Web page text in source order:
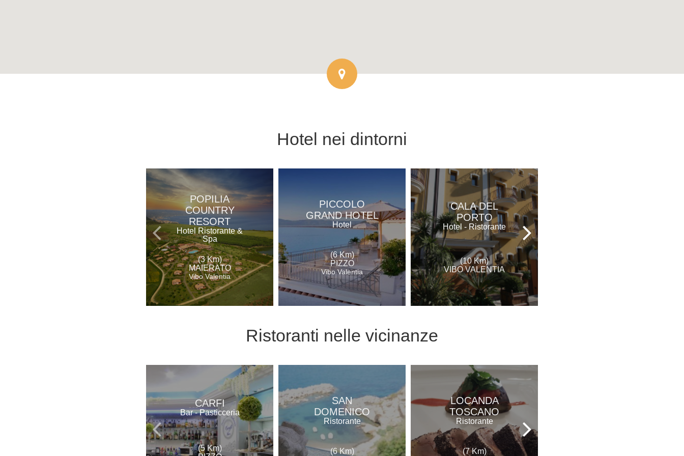
Hotel nei dintorni
POPILIA
COUNTRY
RESORT
Hotel Ristorante &
Spa
(3 Km)
MAIERATO
Vibo Valentia
PICCOLO
GRAND HOTEL
Hotel
(6 Km)
PIZZO
Vibo Valentia
CALA DEL
PORTO
Hotel - Ristorante
(10 Km)
VIBO VALENTIA
Ristoranti nelle vicinanze
CARFI
Bar - Pasticceria
(5 Km)
SAN
DOMENICO
Ristorante
(6 Km)
LOCANDA
TOSCANO
Ristorante
(7 Km)